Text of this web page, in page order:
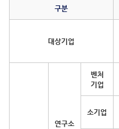
구분
대상기업
연구소
벤처
기업
소기업